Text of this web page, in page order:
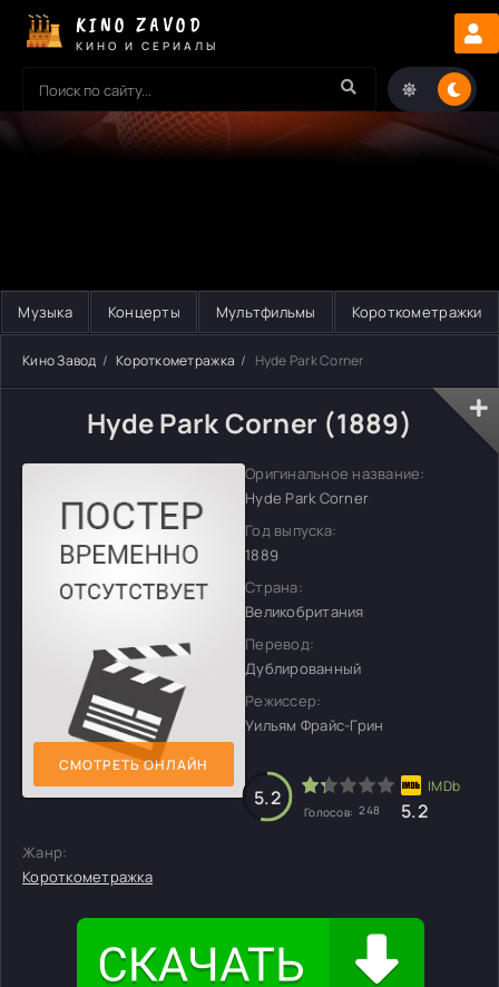
KINO ZAVOD
КИНО И СЕРИАЛЫ
Музыка Концерты Мультфильмы Короткометражки
Кино Завод Короткометражка Hyde Park Corner
Hyde Park Corner (1889)
СМОТРЕТЬ ОНЛАЙН
Оригинальное название:
Hyde Park Corner
Год выпуска:
1889
Страна:
Великобритания
Перевод:
Дублированный
Режиссер:
Уильям Фрайс-Грин
5.2
Голосов: 248 5.2
Жанр:
Короткометражка